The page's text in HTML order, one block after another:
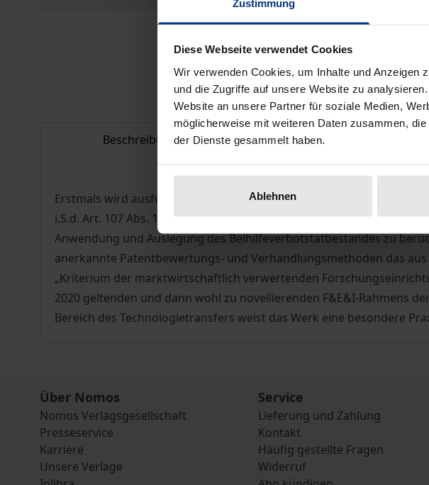
Zustimmung
Diese Webseite verwendet Cookies
Wir verwenden Cookies, um Inhalte und Anzeigen
und die Zugriffe auf unsere Website zu
Website an unsere Partner für soziale Medien,
möglicherweise mit weiteren Daten zusammen,
der Dienste gesammelt haben.
Ablehnen
Preisangaben
Hinweise zu
Beschreibung Bibliografische Angaben
Erstmals wird ausführlich dargelegt, wie Hochschulen bei der
i.S.d. Art. 107 Abs. 1 AEUV ausschließen zu können. Nachdem der
Anwendung und Auslegung des Beihilfeverbotstatbestandes zu
anerkannte Patentbewertungs- und Verhandlungsmethoden das
„Kriterium der marktwirtschaftlich verwertenden
2020 geltenden und dann wohl zu novellierenden F&E&I-Rahmens
Bereich des Technologietransfers weist das Werk eine besondere
Über Nomos
Nomos Verlagsgesellschaft
Presseservice
Karriere
Unsere Verlage
Service
Lieferung und Zahlung
Kontakt
Häufig gestellte Fragen
Widerruf